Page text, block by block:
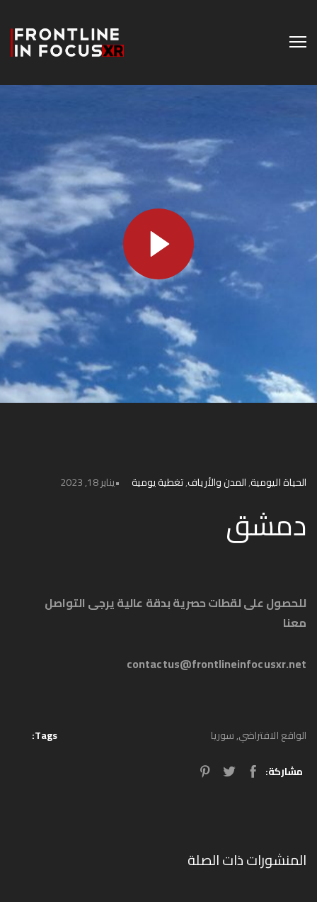
الحياة اليومية,المدن والأرياف,تغطية يومية يناير 18, 2023
دمشق
للحصول على لقطات حصرية بدقة عالية يرجى التواصل
معنا
contactus@frontlineinfocusxr.net
Tags: الواقع الافتراضي,سوريا
مشاركة:
المنشورات ذات الصلة